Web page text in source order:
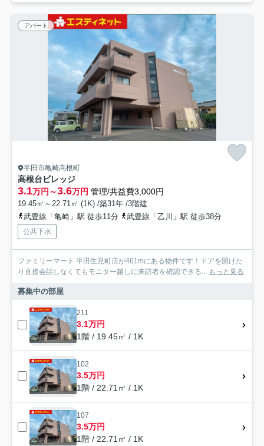
アパート
半田市亀崎高根町
高根台ビレッジ
3.1万円～3.6万円 管理/共益費3,000円
19.45㎡～22.71㎡ (1K) /築31年 /3階建
武豊線「亀崎」駅 徒歩11分
武豊線「乙川」駅 徒歩38分
公共下水
ファミリーマート 半田生見町店が461mにある物件です！ドアを開けた
り直接会話しなくてもモニター越しに来訪者を確認できる... もっと見る
募集中の部屋
211
3.1万円
1階 / 19.45㎡ / 1K
102
3.5万円
1階 / 22.71㎡ / 1K
107
3.5万円
1階 / 22.71㎡ / 1K